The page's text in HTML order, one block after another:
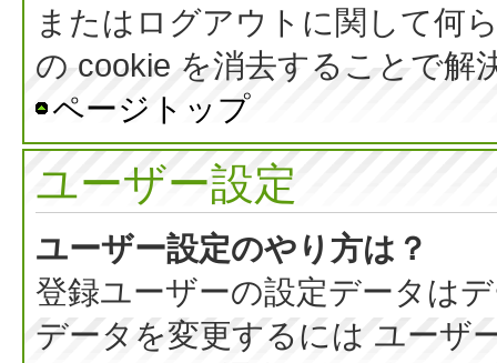
またはログアウトに関して何
の cookie を消去することで解
ページトップ
ユーザー設定
ユーザー設定のやり方は？
登録ユーザーの設定データは
データを変更するには ユーザ